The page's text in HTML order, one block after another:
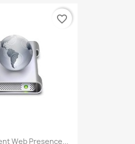
rapide
Web Presence...
favorite_border